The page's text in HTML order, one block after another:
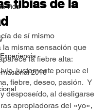
Vida
2018
tibias de la
de sí mismo
la misma sensación que
la fiebre alta:
justamente porque el
fiebre, deseo, pasión.  Y
desposeído, al desligarse
apropiadoras del «yo»,